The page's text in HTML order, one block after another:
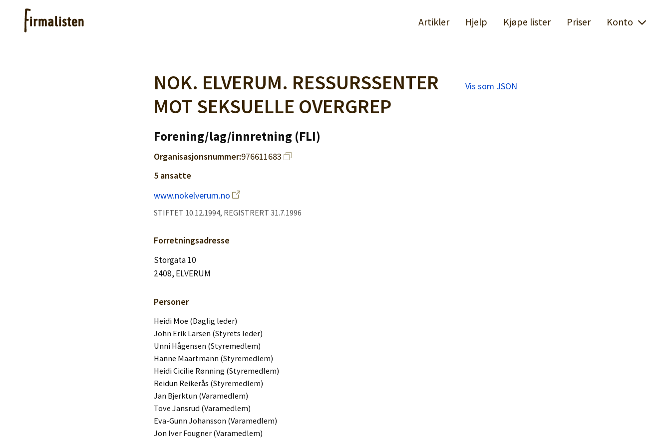
Artikler Hjelp Kjøpe lister Priser Konto
NOK. ELVERUM. RESSURSSENTER
MOT SEKSUELLE OVERGREP
Vis som JSON
Forening/lag/innretning (FLI)
Organisasjonsnummer:976611683
5 ansatte
www.nokelverum.no
STIFTET 10.12.1994, REGISTRERT 31.7.1996
Forretningsadresse
Storgata 10
2408, ELVERUM
Personer
Heidi Moe (Daglig leder)
John Erik Larsen (Styrets leder)
Unni Hågensen (Styremedlem)
Hanne Maartmann (Styremedlem)
Heidi Cicilie Rønning (Styremedlem)
Reidun Reikerås (Styremedlem)
Jan Bjerktun (Varamedlem)
Tove Jansrud (Varamedlem)
Eva-Gunn Johansson (Varamedlem)
Jon Iver Fougner (Varamedlem)